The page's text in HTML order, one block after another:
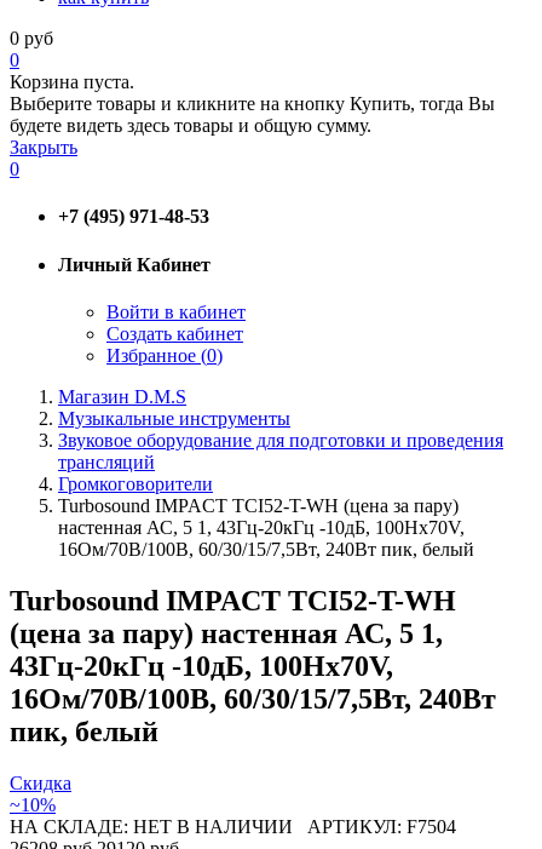
0 руб
0
Корзина пуста.
Выберите товары и кликните на кнопку Купить, тогда Вы
будете видеть здесь товары и общую сумму.
Закрыть
0
+7 (495) 971-48-53
Личный Кабинет
Войти в кабинет
Создать кабинет
Избранное (0)
Магазин D.M.S
Музыкальные инструменты
Звуковое оборудование для подготовки и проведения
трансляций
Громкоговорители
Turbosound IMPACT TCI52-T-WH (цена за пару)
настенная АС, 5 1, 43Гц-20кГц -10дБ, 100Hx70V,
16Ом/70В/100В, 60/30/15/7,5Вт, 240Вт пик, белый
Turbosound IMPACT TCI52-T-WH
(цена за пару) настенная АС, 5 1,
43Гц-20кГц -10дБ, 100Hx70V,
16Ом/70В/100В, 60/30/15/7,5Вт, 240Вт
пик, белый
Скидка
~10%
НА СКЛАДЕ: НЕТ В НАЛИЧИИ АРТИКУЛ: F7504